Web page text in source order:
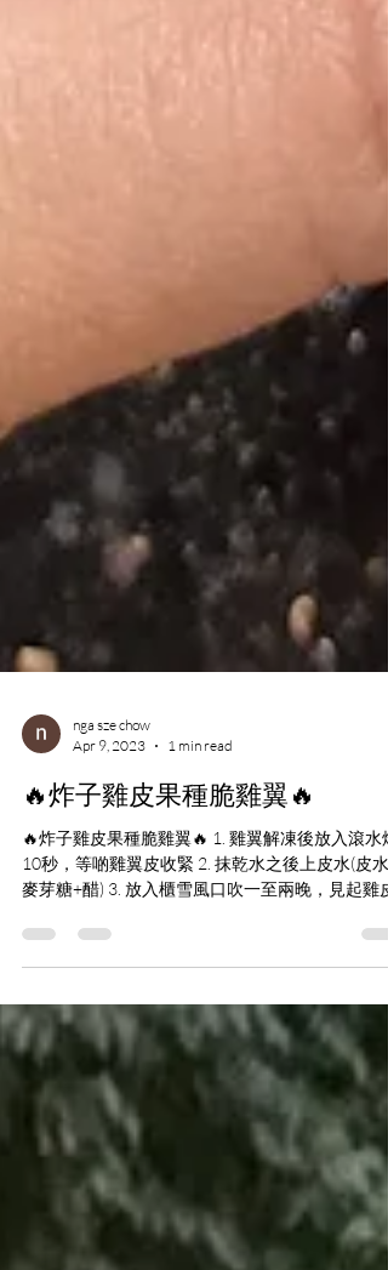
nga sze chow
Apr 9, 2023
1 min read
🔥炸子雞皮果種脆雞翼🔥
🔥炸子雞皮果種脆雞翼🔥 1. 雞翼解凍後放入滾水烚
麥芽糖+醋) 3. 放入櫃雪風口吹一至兩晚，見起雞皮
及按皮時乾身 4. 燒時唔好太近炭及不時轉下至燒顏